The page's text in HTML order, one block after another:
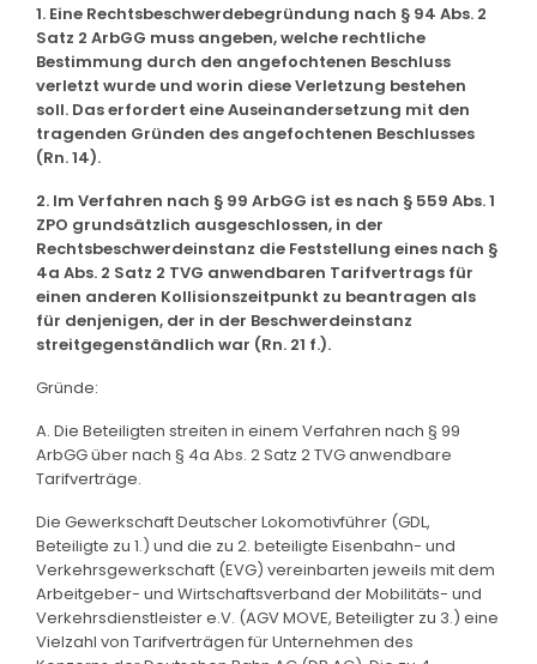
1. Eine Rechtsbeschwerdebegründung nach § 94 Abs. 2
Satz 2 ArbGG muss angeben, welche rechtliche
Bestimmung durch den angefochtenen Beschluss
verletzt wurde und worin diese Verletzung bestehen
soll. Das erfordert eine Auseinandersetzung mit den
tragenden Gründen des angefochtenen Beschlusses
(Rn. 14).
2. Im Verfahren nach § 99 ArbGG ist es nach § 559 Abs. 1
ZPO grundsätzlich ausgeschlossen, in der
Rechtsbeschwerdeinstanz die Feststellung eines nach §
4a Abs. 2 Satz 2 TVG anwendbaren Tarifvertrags für
einen anderen Kollisionszeitpunkt zu beantragen als
für denjenigen, der in der Beschwerdeinstanz
streitgegenständlich war (Rn. 21 f.).
Gründe:
A. Die Beteiligten streiten in einem Verfahren nach § 99
ArbGG über nach § 4a Abs. 2 Satz 2 TVG anwendbare
Tarifverträge.
Die Gewerkschaft Deutscher Lokomotivführer (GDL,
Beteiligte zu 1.) und die zu 2. beteiligte Eisenbahn- und
Verkehrsgewerkschaft (EVG) vereinbarten jeweils mit dem
Arbeitgeber- und Wirtschaftsverband der Mobilitäts- und
Verkehrsdienstleister e.V. (AGV MOVE, Beteiligter zu 3.) eine
Vielzahl von Tarifverträgen für Unternehmen des